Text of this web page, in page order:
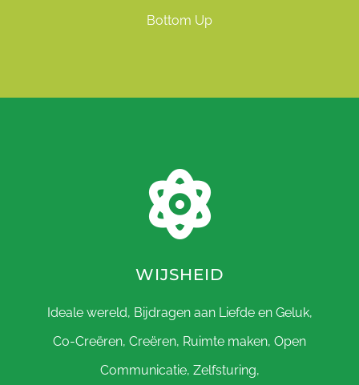
Bottom Up
WIJSHEID
Ideale wereld, Bijdragen aan Liefde en Geluk,
Co-Creëren, Creëren, Ruimte maken, Open
Communicatie, Zelfsturing,